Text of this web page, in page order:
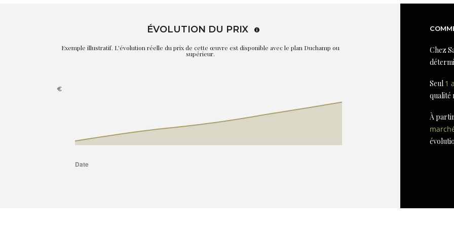
ÉVOLUTION DU PRIX
Exemple illustratif. L'évolution réelle du prix de cette œuvre est disponible avec le plan Duchamp ou
supérieur.
Chez
Seul 1
qualité
À